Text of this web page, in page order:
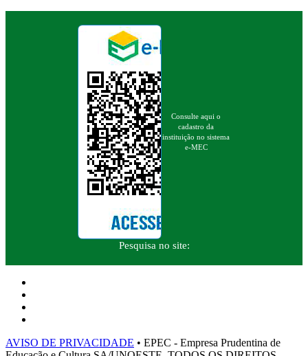
Consulte aqui o
cadastro da
instituição no sistema
e-MEC
Pesquisa no site:
AVISO DE PRIVACIDADE • EPEC - Empresa Prudentina de